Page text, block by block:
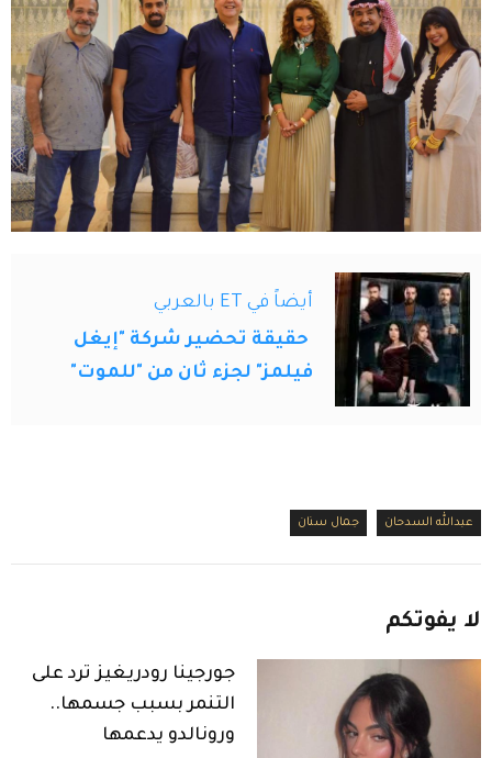
أيضاً في ET بالعربي
حقيقة تحضير شركة "إيغل
فيلمز" لجزء ثان من "للموت"
عبدالله السدحان جمال سنان
لا يفوتكم
جورجينا رودريغيز ترد على
التنمر بسبب جسمها..
ورونالدو يدعمها